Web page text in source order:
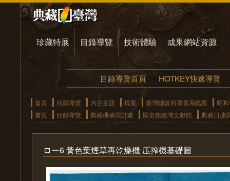
珍藏特展 目錄導覽 技術體驗 成果網站資源
目錄導覽首頁 HOTKEY快速導覽
首頁 目錄導覽 內容主題 檔案 臺灣總督府專賣局檔案
昭
首頁
目錄導覽 典藏機構與計畫 國史館臺灣文獻館 典藏日據
ロー6 黃色葉煙草再乾燥機 压搾機基礎圖